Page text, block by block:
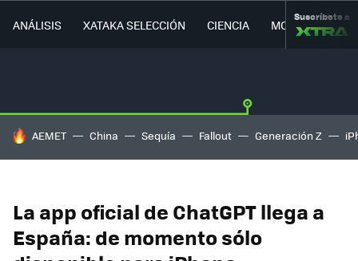
ANÁLISIS XATAKA SELECCIÓN CIENCIA MOVILIDAD
Suscríbete a
HOY SE HABLA DE
AEMET China Sequía Fallout Generación Z
La app oficial de ChatGPT llega a
España: de momento sólo